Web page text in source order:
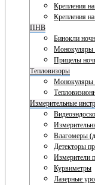
Крепления
Крепления
ПНВ
Бинокли
Монокуляры
Прицелы
Тепловизоры
Монокуляры
Измерительные
Влагомеры
Детекторы
Измерители
Курвиметры
Лазерные